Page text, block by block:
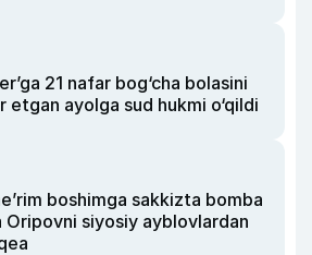
21 nafar bog‘cha bolasini
etgan ayolga sud hukmi o‘qildi
boshimga sakkizta bomba
Oripovni siyosiy ayblovlardan